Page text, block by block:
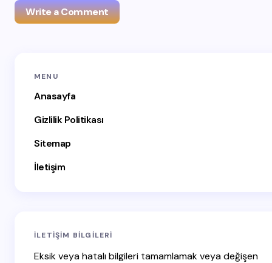
Write a Comment
E-posta adresiniz yayınlanmayacak.
Name *
Email *
MENU
Anasayfa
Gizlilik Politikası
Sitemap
İletişim
İLETIŞIM BILGILERI
Eksik veya hatalı bilgileri tamamlamak veya değişen